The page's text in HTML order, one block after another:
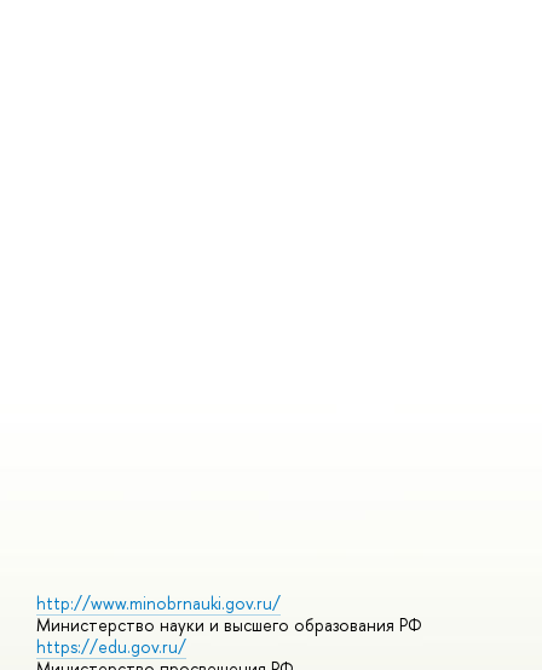
http://www.minobrnauki.gov.ru/
Министерство науки и высшего образования РФ
https://edu.gov.ru/